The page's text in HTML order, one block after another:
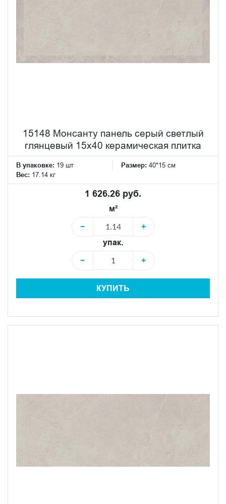
15148 Монсанту панель серый светлый
глянцевый 15х40 керамическая плитка
В упаковке: 19 шт Размер: 40*15 см
Вес: 17.14 кг
1 626.26 руб.
м²
−
+
упак.
−
+
КУПИТЬ